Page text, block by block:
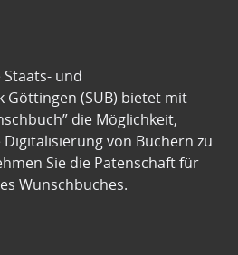
und
(SUB) bietet mit
die Möglichkeit,
von Büchern zu
Sie die Patenschaft für
Wunschbuches.